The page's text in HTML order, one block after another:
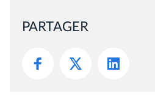
PARTAGER